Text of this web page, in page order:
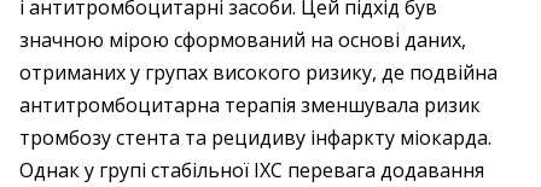
і антитромбоцитарні засоби. Цей підхід був
значною мірою сформований на основі даних,
отриманих у групах високого ризику, де подвійна
антитромбоцитарна терапія зменшувала ризик
тромбозу стента та рецидиву інфаркту міокарда.
Однак у групі стабільної ІХС перевага додавання